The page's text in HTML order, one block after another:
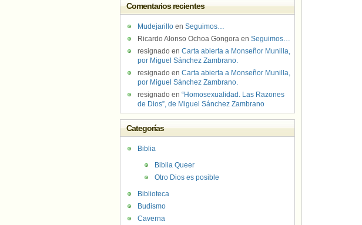
Comentarios recientes
Mudejarillo en Seguimos…
Ricardo Alonso Ochoa Gongora en Seguimos…
resignado en Carta abierta a Monseñor Munilla,
por Miguel Sánchez Zambrano.
resignado en Carta abierta a Monseñor Munilla,
por Miguel Sánchez Zambrano.
resignado en “Homosexualidad. Las Razones
de Dios”, de Miguel Sánchez Zambrano
Categorías
Biblia
Biblia Queer
Otro Dios es posible
Biblioteca
Budismo
Caverna